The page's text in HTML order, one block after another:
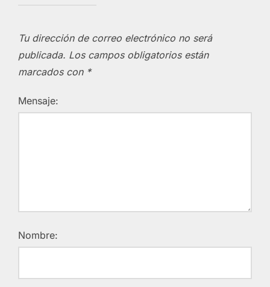
Tu dirección de correo electrónico no será
publicada. Los campos obligatorios están
marcados con *
Mensaje:
Nombre: